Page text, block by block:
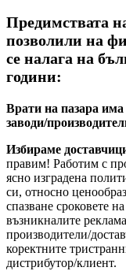
Предимствата
позволили на
се налага на
години:
Врати на пазара има
заводи/
Избираме
правим! Работим с
ясно изградена
си, относно
спазване сроковете
възникналите
производители/
коректните
дистрибутор/клиент.